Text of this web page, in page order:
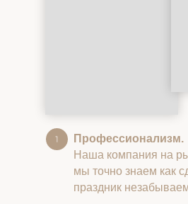
Профессионализм.
Наша компания на
мы точно знаем как
праздник